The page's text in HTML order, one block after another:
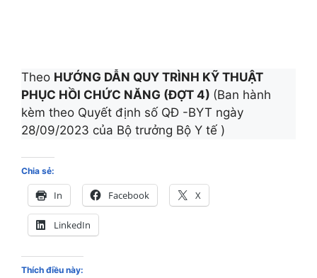
Theo HƯỚNG DẪN QUY TRÌNH KỸ THUẬT
PHỤC HỒI CHỨC NĂNG (ĐỢT 4) (Ban hành
kèm theo Quyết định số QĐ -BYT ngày
28/09/2023 của Bộ trưởng Bộ Y tế )
Chia sẻ:
In Facebook X
LinkedIn
Thích điều này: